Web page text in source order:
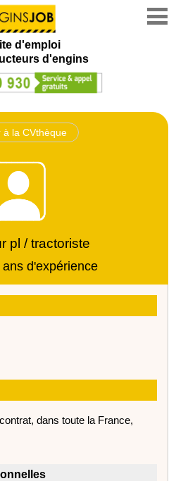
d'emploi
d'engins
à la CVthèque
pl / tractoriste
d'expérience
dans toute la France,